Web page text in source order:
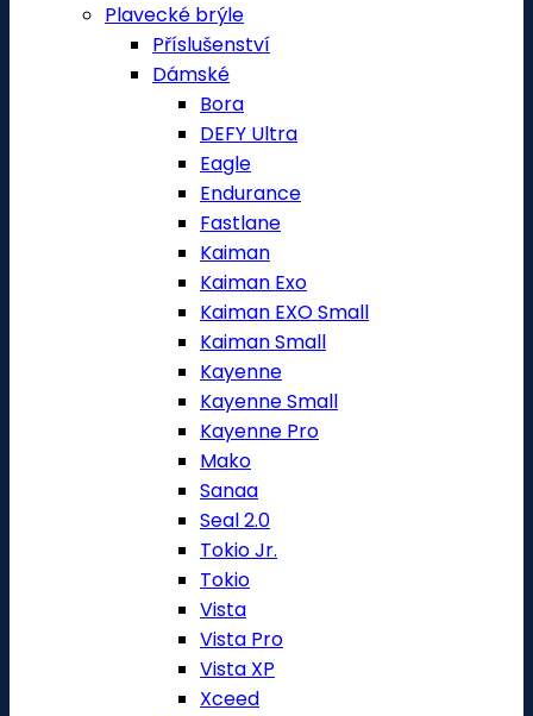
Plavecké brýle
Příslušenství
Dámské
Bora
DEFY Ultra
Eagle
Endurance
Fastlane
Kaiman
Kaiman Exo
Kaiman EXO Small
Kaiman Small
Kayenne
Kayenne Small
Kayenne Pro
Mako
Sanaa
Seal 2.0
Tokio Jr.
Tokio
Vista
Vista Pro
Vista XP
Xceed